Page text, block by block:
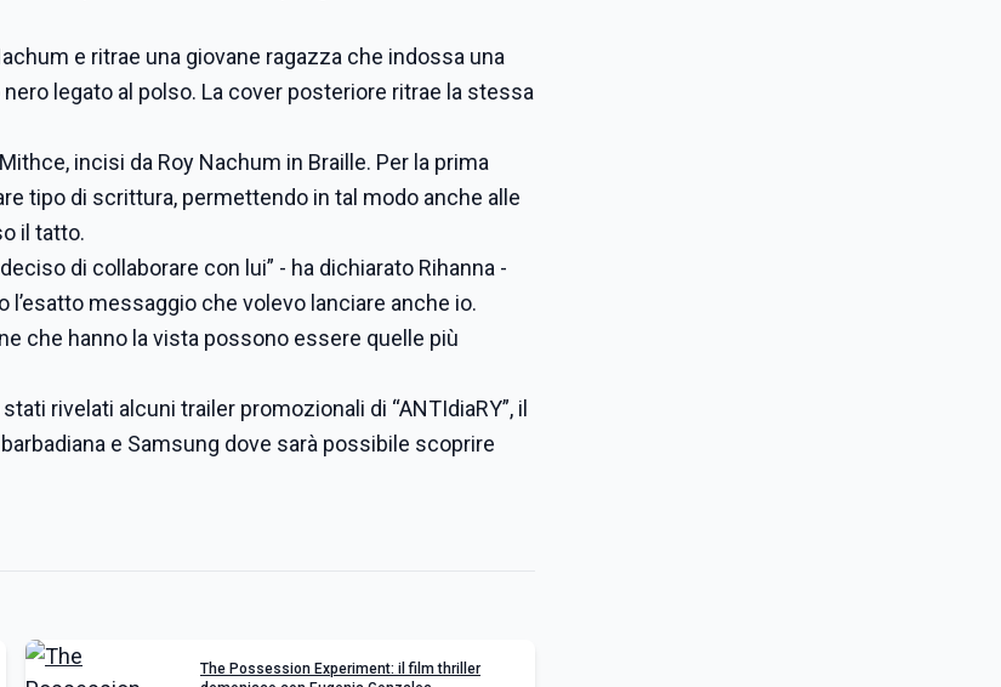
e ritrae una giovane ragazza che indossa una
legato al polso. La cover posteriore ritrae la stessa
incisi da Roy Nachum in Braille. Per la prima
tipo di scrittura, permettendo in tal modo anche alle
il tatto.
di collaborare con lui” - ha dichiarato Rihanna -
messaggio che volevo lanciare anche io.
che hanno la vista possono essere quelle più
rivelati alcuni trailer promozionali di “ANTIdiaRY”, il
e Samsung dove sarà possibile scoprire
The Possession Experiment: il film thriller